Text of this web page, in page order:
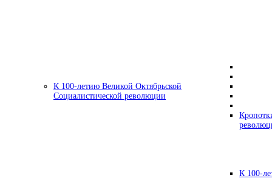
К 100-летию Великой Октябрьской
Социалистической революции
К 100-